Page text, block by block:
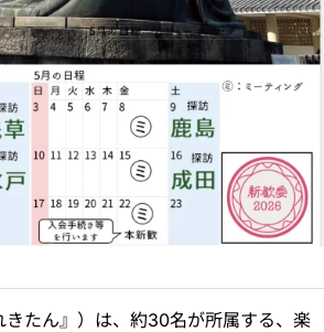
きたん』）は、約30名が所属する、楽